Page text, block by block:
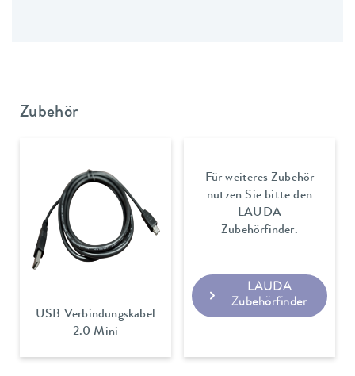
Zubehör
USB Verbindungskabel
2.0 Mini
Für weiteres Zubehör
nutzen Sie bitte den
LAUDA
Zubehörfinder.
LAUDA
Zubehörfinder